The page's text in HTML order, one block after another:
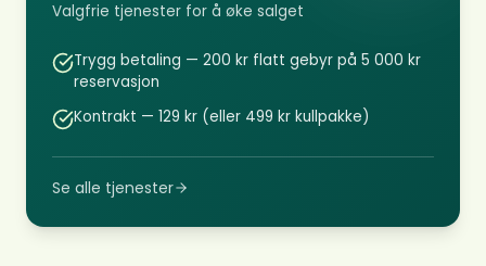
Valgfrie tjenester for å øke salget
Trygg betaling — 200 kr flatt gebyr på 5 000 kr
reservasjon
Kontrakt — 129 kr (eller 499 kr kullpakke)
Se alle tjenester